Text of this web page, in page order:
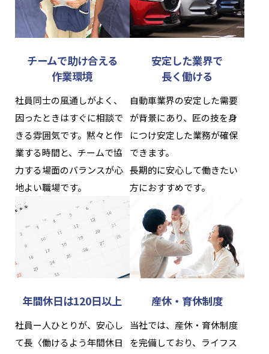
チームで助け合える
作業環境
社員同士の風通しがよく、
因ったときはすぐに相談で
きる雰囲気です。黙々と作
業する時間と、チームで協
力する場面のバランスが心
地よい職場です。
安定した業界で
長く働ける
自動車業界の安定した需要
が背景にあり、匠の技を身
につけ安定した業務が確保
できます。
長期的に安心して働きたい
方におすすめです。
年間休日は120日以上
社員ー人ひとりが、安心し
て長〈働けるよう年間休日
産休・育休制度
当社では、産休・育休制度
を完備しており、ライフス